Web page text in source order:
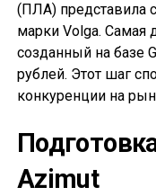
(ПЛА) представила
марки Volga. Самая
созданный на базе
рублей. Этот шаг
конкуренции на
Azimut